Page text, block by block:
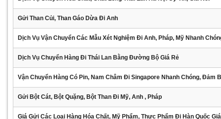
Gửi Than Củi, Than Gáo Dừa Đi Anh
Dịch Vụ Vận Chuyển Các Mẫu Xét Nghiệm Đi Anh, Pháp, Mỹ Nhanh
Dịch Vụ Chuyển Hàng Đi Thái Lan Bằng Đường Bộ Giá Rẻ
Vận Chuyển Hàng Có Pin, Nam Châm Đi Singapore Nhanh Chóng, Đảm
Gửi Bột Cát, Bột Quặng, Bột Than Đi Mỹ, Anh , Pháp
Giá Gửi Các Loại Hàng Hóa Chất, Mỹ Phẩm, Thực Phẩm Đi Hàn Quốc